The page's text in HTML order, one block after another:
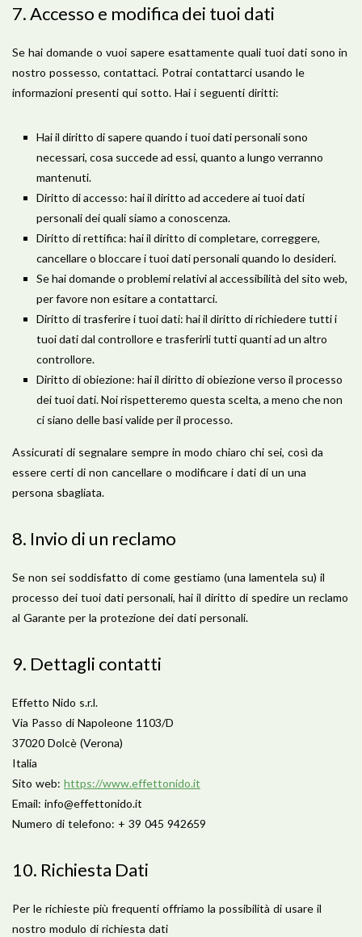
7. Accesso e modifica dei tuoi dati
Se hai domande o vuoi sapere esattamente quali tuoi dati sono in
nostro possesso, contattaci. Potrai contattarci usando le
informazioni presenti qui sotto. Hai i seguenti diritti:
Hai il diritto di sapere quando i tuoi dati personali sono
necessari, cosa succede ad essi, quanto a lungo verranno
mantenuti.
Diritto di accesso: hai il diritto ad accedere ai tuoi dati
personali dei quali siamo a conoscenza.
Diritto di rettifica: hai il diritto di completare, correggere,
cancellare o bloccare i tuoi dati personali quando lo desideri.
Se hai domande o problemi relativi al accessibilità del sito web,
per favore non esitare a contattarci.
Diritto di trasferire i tuoi dati: hai il diritto di richiedere tutti i
tuoi dati dal controllore e trasferirli tutti quanti ad un altro
controllore.
Diritto di obiezione: hai il diritto di obiezione verso il processo
dei tuoi dati. Noi rispetteremo questa scelta, a meno che non
ci siano delle basi valide per il processo.
Assicurati di segnalare sempre in modo chiaro chi sei, così da
essere certi di non cancellare o modificare i dati di un una
persona sbagliata.
8. Invio di un reclamo
Se non sei soddisfatto di come gestiamo (una lamentela su) il
processo dei tuoi dati personali, hai il diritto di spedire un reclamo
al Garante per la protezione dei dati personali.
9. Dettagli contatti
Effetto Nido s.r.l.
Via Passo di Napoleone 1103/D
37020 Dolcè (Verona)
Italia
Sito web: https://www.effettonido.it
Email: info@effettonido.it
Numero di telefono: + 39 045 942659
10. Richiesta Dati
Per le richieste più frequenti offriamo la possibilità di usare il
nostro modulo di richiesta dati